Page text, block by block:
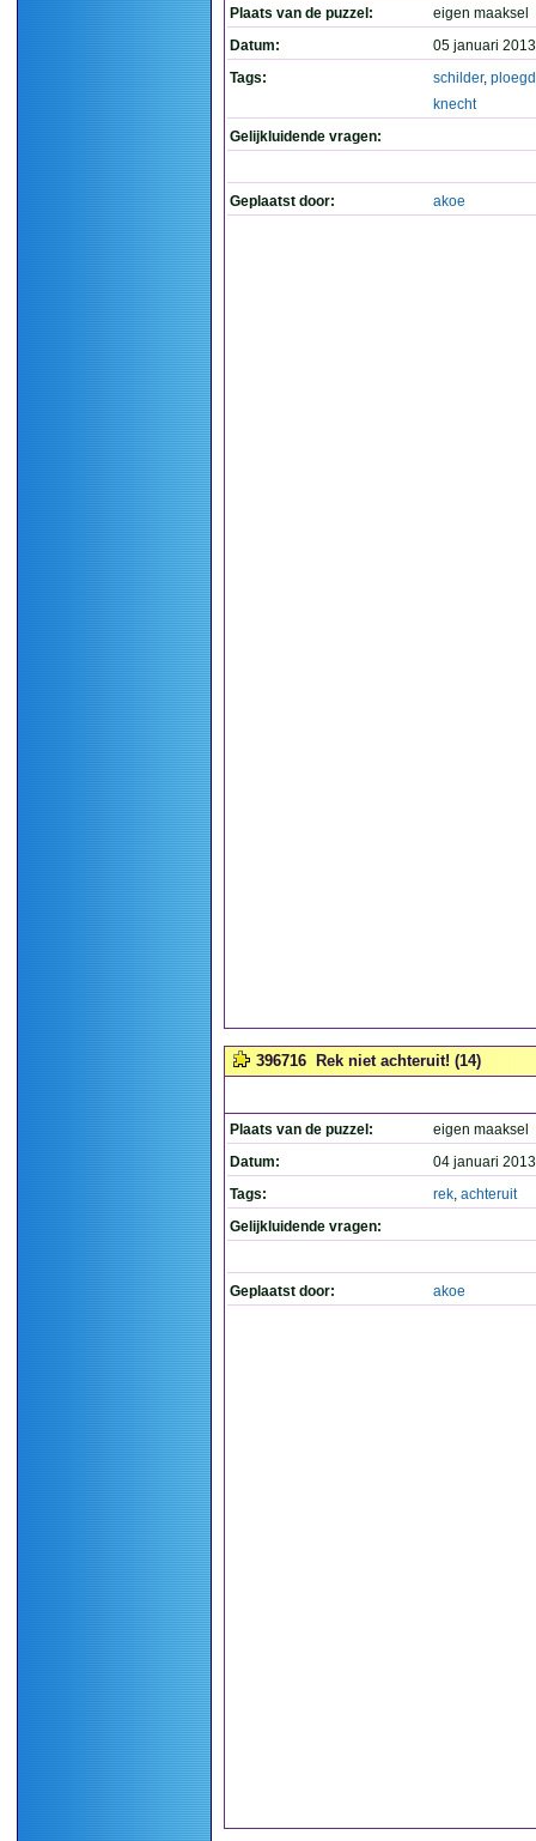
Plaats van de puzzel:
eigen maaksel
Datum:
05 januari
Tags:
schilder,
knecht
Gelijkluidende vragen:
Geplaatst door: akoe
396716 Rek niet achteruit! (14)
Plaats van de puzzel:
eigen maaksel
Datum:
04 januari
Tags:
rek, achteruit
Gelijkluidende vragen:
Geplaatst door: akoe